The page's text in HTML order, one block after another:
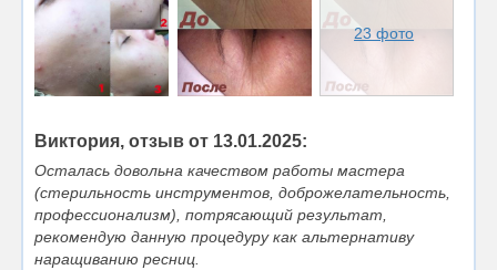
23 фото
Виктория, отзыв от 13.01.2025:
Осталась довольна качеством работы мастера
(стерильность инструментов, доброжелательность,
профессионализм), потрясающий результат,
рекомендую данную процедуру как альтернативу
наращиванию ресниц.